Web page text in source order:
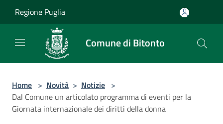
Regione Puglia
Comune di Bitonto
Home > Novità > Notizie >
Dal Comune un articolato programma di eventi per la
Giornata internazionale dei diritti della donna